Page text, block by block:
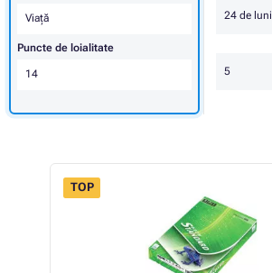
24 de luni
5
Viaţă
Puncte de loialitate
14
TOP